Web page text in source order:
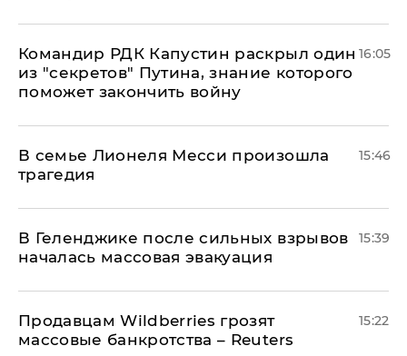
Командир РДК Капустин раскрыл один
из "секретов" Путина, знание которого
поможет закончить войну
16:05
В семье Лионеля Месси произошла
трагедия
15:46
В Геленджике после сильных взрывов
началась массовая эвакуация
15:39
Продавцам Wildberries грозят
массовые банкротства – Reuters
15:22